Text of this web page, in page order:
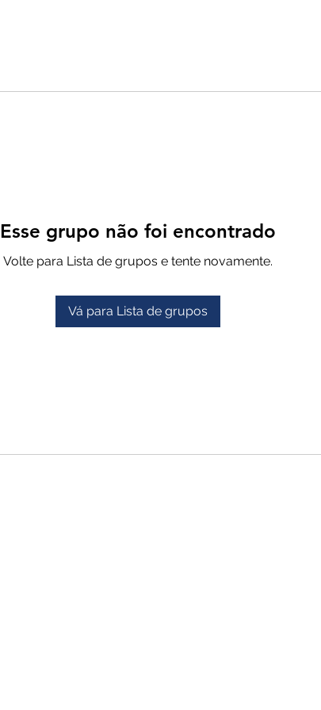
Esse grupo não foi encontrado
Volte para Lista de grupos e tente novamente.
Vá para Lista de grupos